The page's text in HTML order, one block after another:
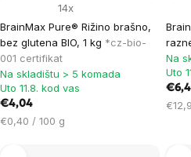
BrainMax Pure® Rižino brašno,
bez glutena BIO, 1 kg *cz-bio-
001 certifikat
14x
Na skladištu > 5 komada
Uto 11.8. kod vas
€4,04
Cijena
€0,40 / 100 g
Na
Uto